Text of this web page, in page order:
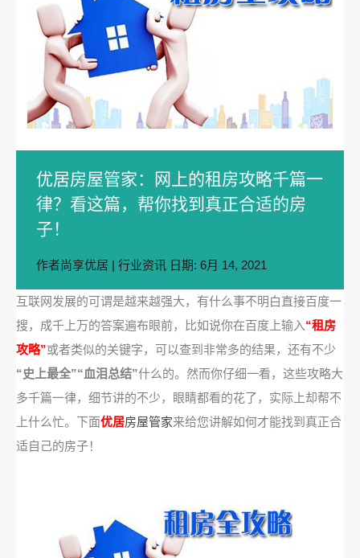
优居房屋管家：网上的租房攻略千篇一
律？看这篇，帮你找到真正合适的房
子！
作者尚享优居 | 行业资讯 日期: 6月 14, 2021
互联网发展的可谓是越来越强大，有什么事不明白直接百度一
搜，成千上万的答案遍布眼前，比如说你在百度上输入“租房
攻略”或者类似的关键字，可以查到非常多的结果，还有不少
“史上最全”“血泪总结”什么的。然而你仔细一看，这些攻略大
多千篇一律，细节讲的不少，眼睛都看的花了，实际上却帮不
上什么忙。下面优居房屋管家来给您讲解如何才能找到真正合
适自己的房子！